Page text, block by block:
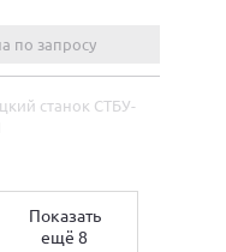
по запросу
станок СТБУ-
Показать
ещё 8